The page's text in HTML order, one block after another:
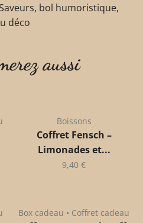
bol humoristique,
déco
aussi
Boissons
Coffret Fensch –
Limonades et...
9,40 €
Box cadeau • Coffret cadeau